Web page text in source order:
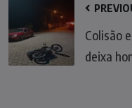
Colisão
deixa